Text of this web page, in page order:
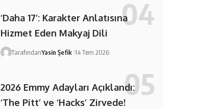
‘Daha 17’: Karakter Anlatısına
Hizmet Eden Makyaj Dili
TarafındanYasin Şefik 14 Tem 2026
2026 Emmy Adayları Açıklandı:
‘The Pitt’ ve ‘Hacks’ Zirvede!